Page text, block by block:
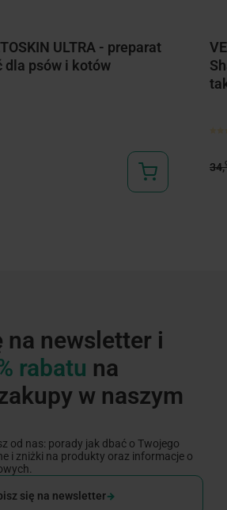
ULTRA - preparat
dla psów i kotów
34,
na newsletter i
rabatu na
w naszym
od nas: porady jak dbać o Twojego
i zniżki na produkty oraz informacje o
się na newsletter